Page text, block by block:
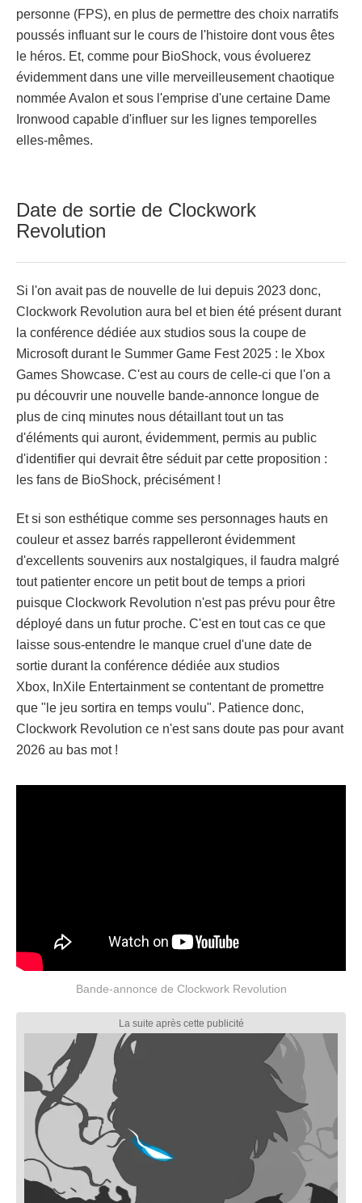
personne (FPS), en plus de permettre des choix narratifs
poussés influant sur le cours de l'histoire dont vous êtes
le héros. Et, comme pour BioShock, vous évoluerez
évidemment dans une ville merveilleusement chaotique
nommée Avalon et sous l'emprise d'une certaine Dame
Ironwood capable d'influer sur les lignes temporelles
elles-mêmes.
Date de sortie de Clockwork
Revolution
Si l'on avait pas de nouvelle de lui depuis 2023 donc,
Clockwork Revolution aura bel et bien été présent durant
la conférence dédiée aux studios sous la coupe de
Microsoft durant le Summer Game Fest 2025 : le Xbox
Games Showcase. C'est au cours de celle-ci que l'on a
pu découvrir une nouvelle bande-annonce longue de
plus de cinq minutes nous détaillant tout un tas
d'éléments qui auront, évidemment, permis au public
d'identifier qui devrait être séduit par cette proposition :
les fans de BioShock, précisément !
Et si son esthétique comme ses personnages hauts en
couleur et assez barrés rappelleront évidemment
d'excellents souvenirs aux nostalgiques, il faudra malgré
tout patienter encore un petit bout de temps a priori
puisque Clockwork Revolution n'est pas prévu pour être
déployé dans un futur proche. C'est en tout cas ce que
laisse sous-entendre le manque cruel d'une date de
sortie durant la conférence dédiée aux studios
Xbox, InXile Entertainment se contentant de promettre
que "le jeu sortira en temps voulu". Patience donc,
Clockwork Revolution ce n'est sans doute pas pour avant
2026 au bas mot !
Bande-annonce de Clockwork Revolution